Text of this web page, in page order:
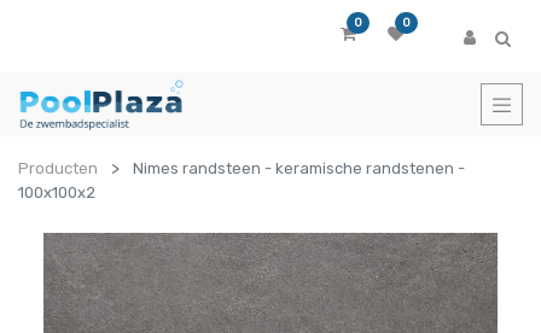
0 0
Producten
Nimes randsteen - keramische randstenen -
100x100x2